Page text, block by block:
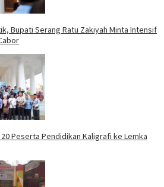
Bupati Serang Ratu Zakiyah Minta Intensif
Peserta Pendidikan Kaligrafi ke Lemka